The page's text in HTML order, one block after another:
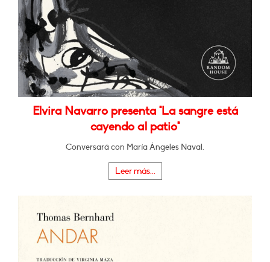
Elvira Navarro presenta "La sangre está
cayendo al patio"
Conversará con María Ángeles Naval.
Leer más...